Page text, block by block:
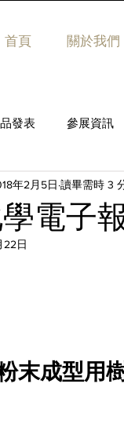
首頁 關於我們
發表 參展資訊
電子
年2月5日 讀畢需時 3
22日
末成型用